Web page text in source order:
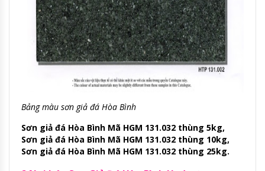
Bảng màu sơn giả đá Hòa Bình
Sơn giả đá Hòa Bình Mã HGM 131.032 thùng 5kg,
Sơn giả đá Hòa Bình Mã HGM 131.032 thùng 10kg,
Sơn giả đá Hòa Bình Mã HGM 131.032 thùng 25kg.